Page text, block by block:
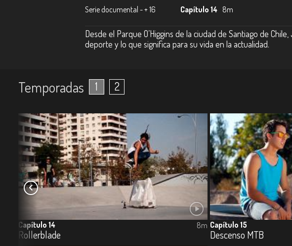
Serie documental - + 16 Capítulo 14 8m
Desde el Parque O’Higgins de la ciudad de Santiago de
deporte y lo que significa para su vida en la actualidad.
Temporadas 1 2
Capítulo 14
Rollerblade
8m Capítulo 15
Descenso MTB